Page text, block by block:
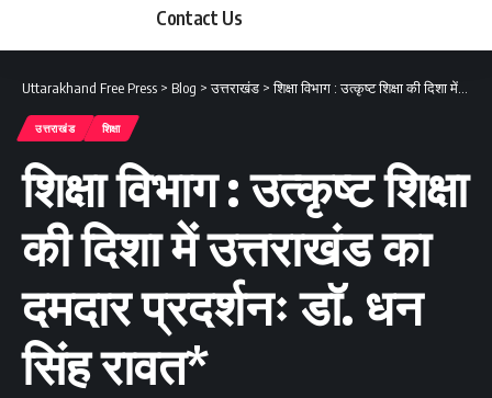
Contact Us
Uttarakhand Free Press > Blog >उत्तराखंड >शिक्षा विभाग : उत्कृष्ट शिक्षा की दिशा में उत्तराखंड का दमदार प्रदर्शनः डाॅ. धन सिंह रावत*
उत्तराखंड शिक्षा
शिक्षा विभाग : उत्कृष्ट शिक्षा
की दिशा में उत्तराखंड का
दमदार प्रदर्शनः डाॅ. धन
सिंह रावत*